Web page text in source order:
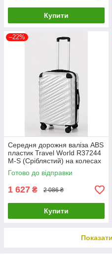
Купити
–22%
Середня дорожня валіза ABS
пластик Travel World R37244
М-S (Сріблястий) на колесах
Готово до відправки
1 627 ₴ 2 086 ₴
Купити